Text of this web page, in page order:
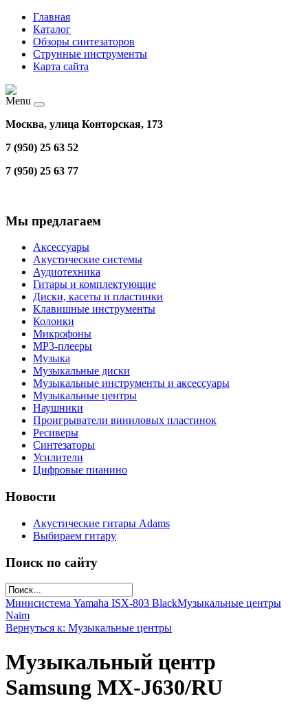
Главная
Каталог
Обзоры синтезаторов
Струнные инструменты
Карта сайта
Menu
Москва, улица Конторская, 173
7 (950) 25 63 52
7 (950) 25 63 77
Мы предлагаем
Аксессуары
Акустические системы
Аудиотехника
Гитары и комплектующие
Диски, касеты и пластинки
Клавишные инструменты
Колонки
Микрофоны
МР3-плееры
Музыка
Музыкальные диски
Музыкальные инструменты и аксессуары
Музыкальные центры
Наушники
Проигрыватели виниловых пластинок
Ресиверы
Синтезаторы
Усилители
Цифровые пианино
Новости
Акустические гитары Adams
Выбираем гитару
Поиск по сайту
Минисистема Yamaha ISX-803 BlackМузыкальные центры
Naim
Вернуться к: Музыкальные центры
Музыкальный центр
Samsung MX-J630/RU